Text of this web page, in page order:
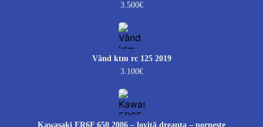
3.500€
Vând ktm rc 125 2019
3.100€
Kawasaki ER6F 650 2006 – lovită dreapta – pornește